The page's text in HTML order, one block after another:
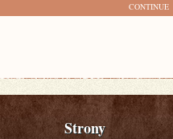
CONTINUE
Strony